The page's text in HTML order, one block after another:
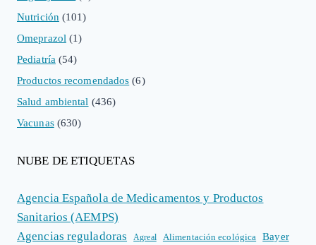
Nutrición (101)
Omeprazol (1)
Pediatría (54)
Productos recomendados (6)
Salud ambiental (436)
Vacunas(630)
NUBE DE ETIQUETAS
Agencia Española de Medicamentos y Productos
Sanitarios (AEMPS)
Agencias reguladoras
Agreal Alimentación ecológica Bayer